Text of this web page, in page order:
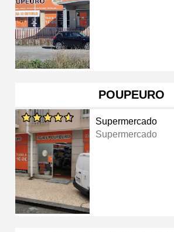
POUPEURO
Supermercado
Supermercado